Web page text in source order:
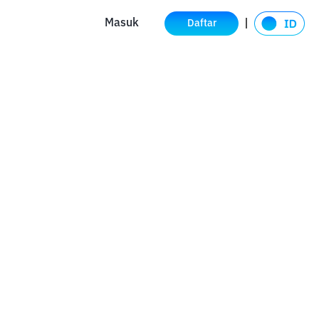
Masuk Daftar